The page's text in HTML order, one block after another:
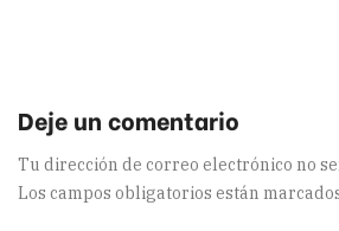
Tu dirección de correo electrónico no
Los campos obligatorios están